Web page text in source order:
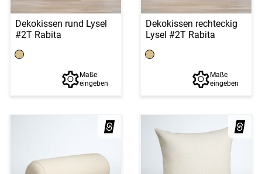
Dekokissen rund Lysel
#2T Rabita
Maße
eingeben
Dekokissen rechteckig
Lysel #2T Rabita
Maße
eingeben